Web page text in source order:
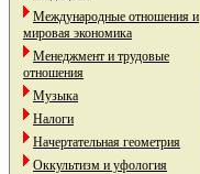
Международные отношения и
мировая экономика
Менеджмент и трудовые
отношения
Музыка
Налоги
Начертательная геометрия
Оккультизм и уфология